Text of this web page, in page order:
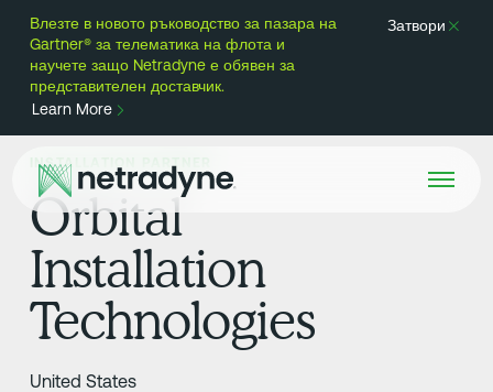
Влезте в новото ръководство за пазара на
Gartner® за телематика на флота и
научете защо Netradyne е обявен за
представителен доставчик.
Learn More
Затвори
INSTALLATION PARTNER
Orbital
Installation
Technologies
United States